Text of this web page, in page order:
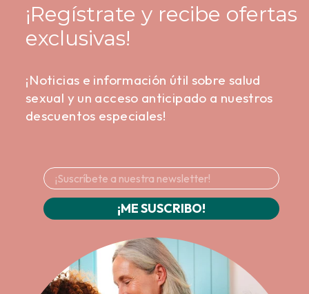
¡Regístrate y recibe ofertas
exclusivas!
¡Noticias e información útil sobre salud
sexual y un acceso anticipado a nuestros
descuentos especiales!
¡ME SUSCRIBO!